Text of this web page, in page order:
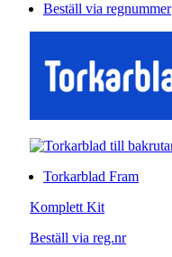
Beställ via regnummer
Torkarblad Fram
Komplett Kit
Beställ via reg.nr